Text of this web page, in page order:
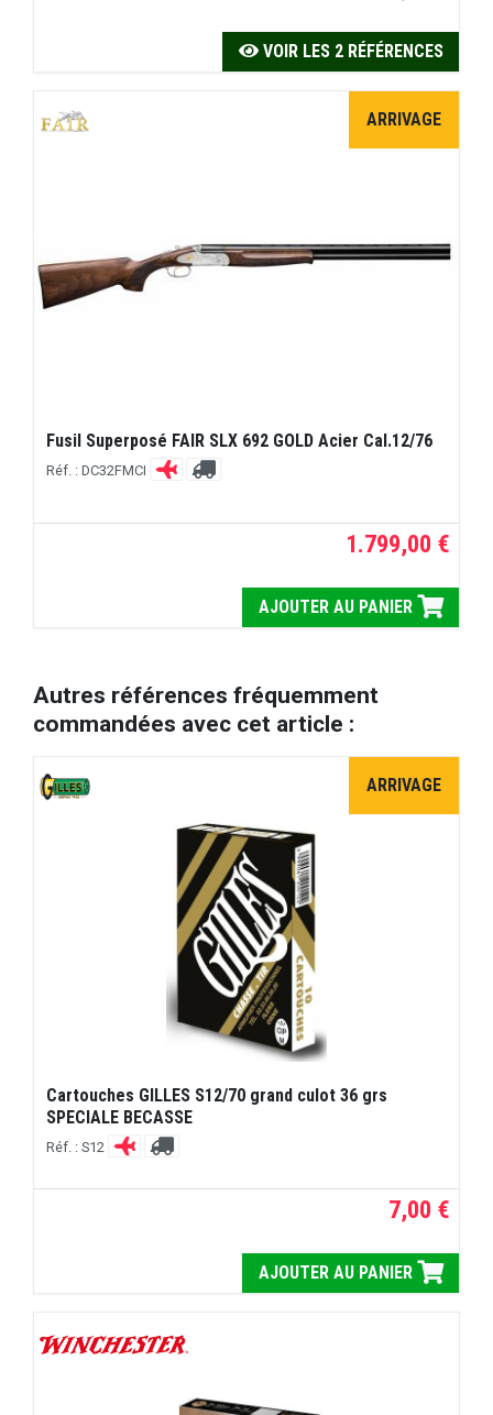
VOIR LES 2 RÉFÉRENCES
ARRIVAGE
Fusil Superposé FAIR SLX 692 GOLD Acier Cal.12/76
Réf. : DC32FMCI
1.799,00 €
AJOUTER AU PANIER
Autres références fréquemment
commandées avec cet article :
ARRIVAGE
Cartouches GILLES S12/70 grand culot 36 grs
SPECIALE BECASSE
Réf. : S12
7,00 €
AJOUTER AU PANIER